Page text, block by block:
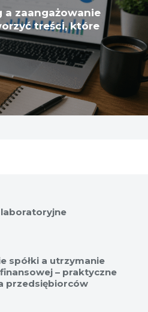
zaangażowanie
treści, które
spółki a utrzymanie
finansowej – praktyczne
przedsiębiorców